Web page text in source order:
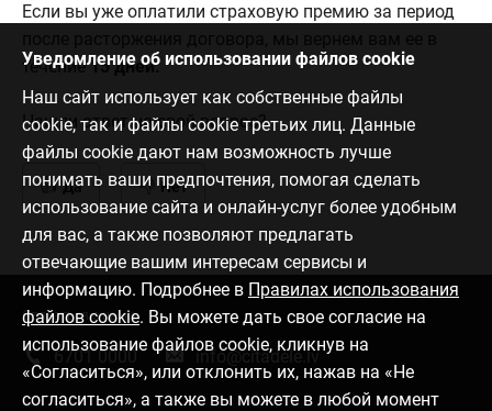
Если вы уже оплатили страховую премию за период
течение15 дней.
Нашли ответ на свой вопрос?
Да Нет
Уведомление об использовании файлов cookie
Наш сайт использует как собственные файлы
cookie, так и файлы cookie третьих лиц. Данные
файлы cookie дают нам возможность лучше
понимать ваши предпочтения, помогая сделать
использование сайта и онлайн-услуг более удобным
для вас, а также позволяют предлагать
отвечающие вашим интересам сервисы и
информацию. Подробнее в Правилах использования
файлов cookie. Вы можете дать свое согласие на
использование файлов cookie, кликнув на
«Согласиться», или отклонить их, нажав на «Не
согласиться», а также вы можете в любой момент
Связаться с нами
6701 0000 info@citadele.lv